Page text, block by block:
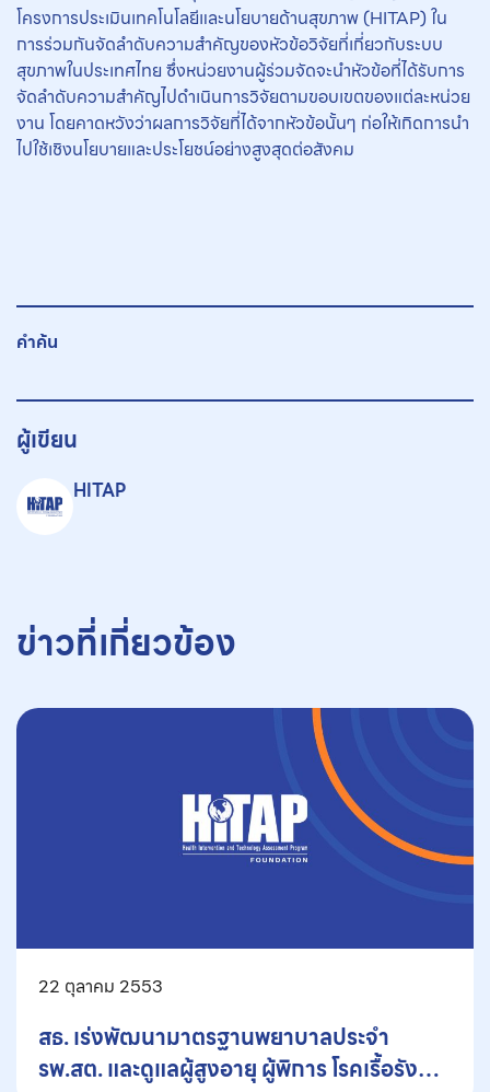
โครงการประเมินเทคโนโลยีและนโยบายด้านสุขภาพ (HITAP) ใน
การร่วมกันจัดลำดับความสำคัญของหัวข้อวิจัยที่เกี่ยวกับระบบ
สุขภาพในประเทศไทย ซึ่งหน่วยงานผู้ร่วมจัดจะนำหัวข้อที่ได้รับการ
จัดลำดับความสำคัญไปดำเนินการวิจัยตามขอบเขตของแต่ละหน่วย
งาน โดยคาดหวังว่าผลการวิจัยที่ได้จากหัวข้อนั้นๆ ก่อให้เกิดการนำ
ไปใช้เชิงนโยบายและประโยชน์อย่างสูงสุดต่อสังคม
คำค้น
ผู้เขียน
HITAP
ข่าวที่เกี่ยวข้อง
22 ตุลาคม 2553
สธ. เร่งพัฒนามาตรฐานพยาบาลประจำ
รพ.สต. และดูแลผู้สูงอายุ ผู้พิการ โรคเรื้อรังที่